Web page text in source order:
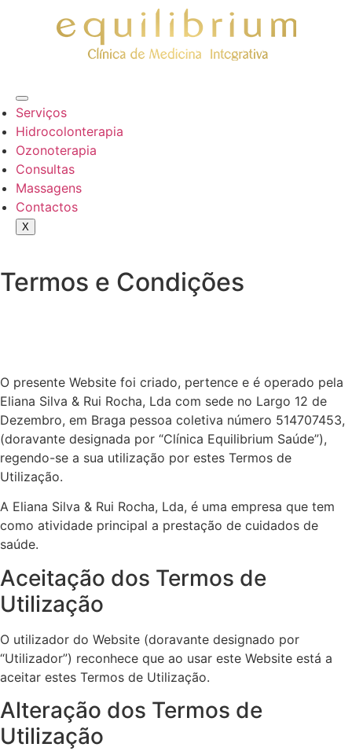
Serviços
Hidrocolonterapia
Ozonoterapia
Consultas
Massagens
Contactos
X
Termos e Condições
O presente Website foi criado, pertence e é operado pela
Eliana Silva & Rui Rocha, Lda com sede no Largo 12 de
Dezembro, em Braga pessoa coletiva número 514707453,
(doravante designada por “Clínica Equilibrium Saúde”),
regendo-se a sua utilização por estes Termos de
Utilização.
A Eliana Silva & Rui Rocha, Lda, é uma empresa que tem
como atividade principal a prestação de cuidados de
saúde.
Aceitação dos Termos de
Utilização
O utilizador do Website (doravante designado por
“Utilizador”) reconhece que ao usar este Website está a
aceitar estes Termos de Utilização.
Alteração dos Termos de
Utilização